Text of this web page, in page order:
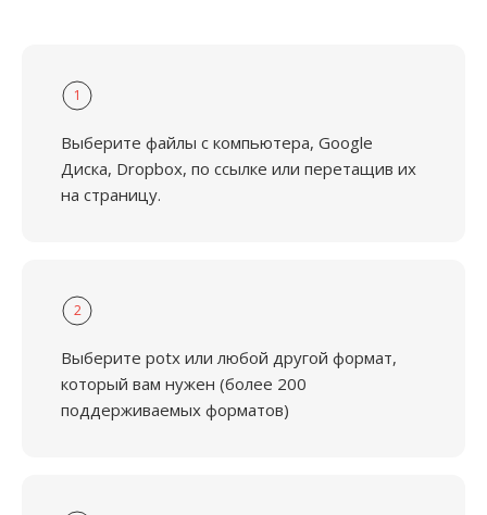
1
Выберите файлы с компьютера, Google
Диска, Dropbox, по ссылке или перетащив их
на страницу.
2
Выберите potx или любой другой формат,
который вам нужен (более 200
поддерживаемых форматов)